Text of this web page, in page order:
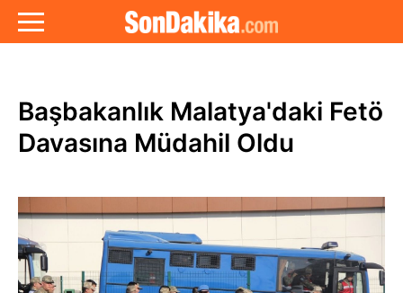
Başbakanlık Malatya'daki Fetö
Davasına Müdahil Oldu